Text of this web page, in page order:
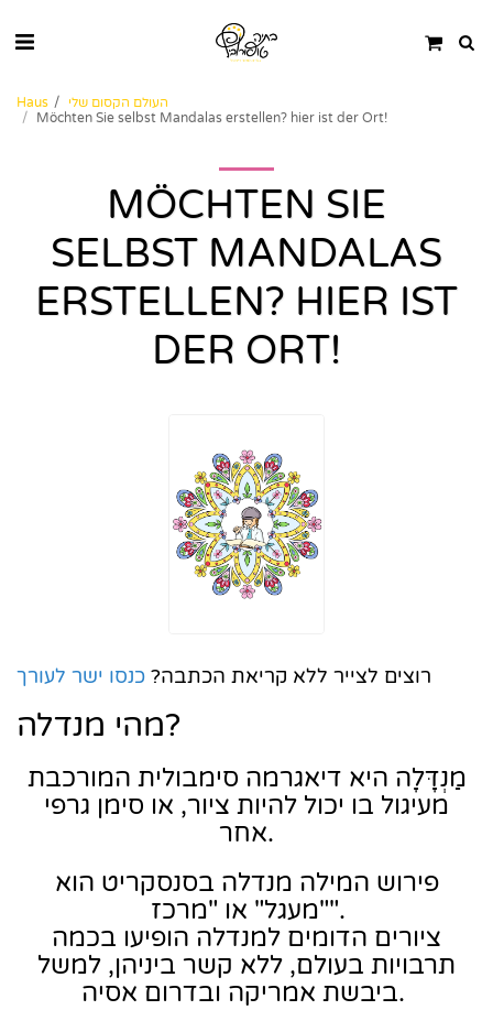
Haus
העולם הקסום שלי
Möchten Sie selbst Mandalas erstellen? hier ist der Ort!
MÖCHTEN SIE
SELBST MANDALAS
ERSTELLEN? HIER IST
DER ORT!
רוצים לצייר ללא קריאת הכתבה? כנסו ישר לעורך
מהי מנדלה?
מַנְדָּלָה היא דיאגרמה סימבולית המורכבת
מעיגול בו יכול להיות ציור, או סימן גרפי
אחר.
פירוש המילה מנדלה בסנסקריט הוא
"מעגל" או "מרכז".
ציורים הדומים למנדלה הופיעו בכמה
תרבויות בעולם, ללא קשר ביניהן, למשל
ביבשת אמריקה ובדרום אסיה.